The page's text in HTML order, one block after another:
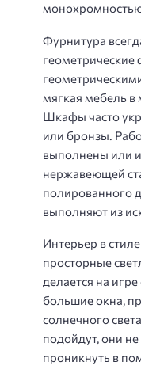
Фурнитура
мягкая мебель в
Шкафы часто
или бронзы.
выполнены или
нержавеющей
полированного
выполняют из
Интерьер в
просторные
делается на
большие окна,
солнечного
подойдут, они
проникнуть в